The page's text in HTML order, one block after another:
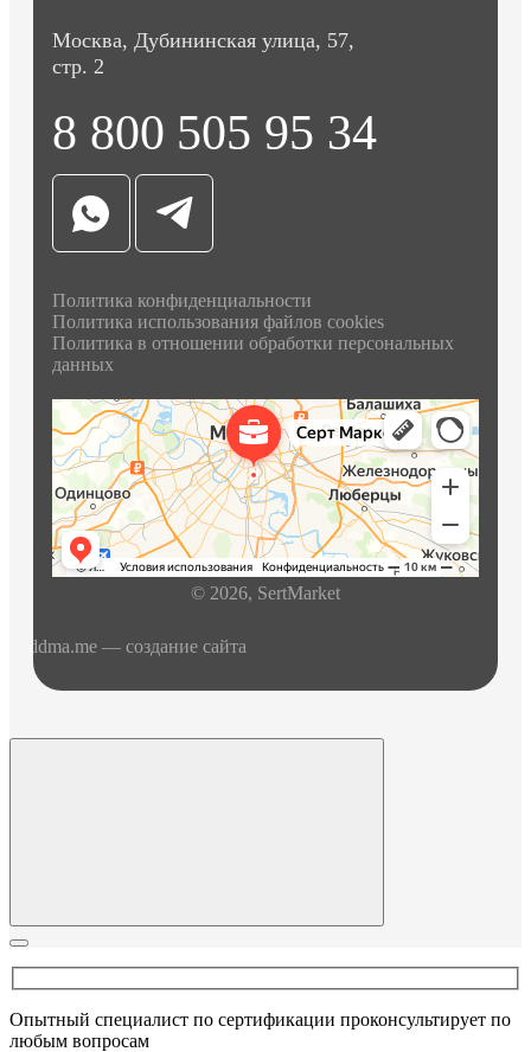
Москва, Дубининская улица, 57,
стр. 2
8 800 505 95 34
Политика конфиденциальности
Политика использования файлов cookies
Политика в отношении обработки персональных
данных
© 2026, SertMarket
ddma.me — создание сайта
Опытный специалист по сертификации проконсультирует по
любым вопросам